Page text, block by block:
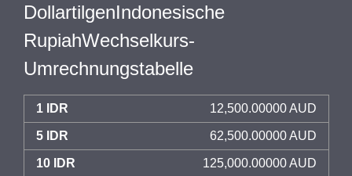
DollartilgenIndonesische
RupiahWechselkurs-
Umrechnungstabelle
1 IDR 12,500.00000 AUD
5 IDR 62,500.00000 AUD
10 IDR 125,000.00000 AUD